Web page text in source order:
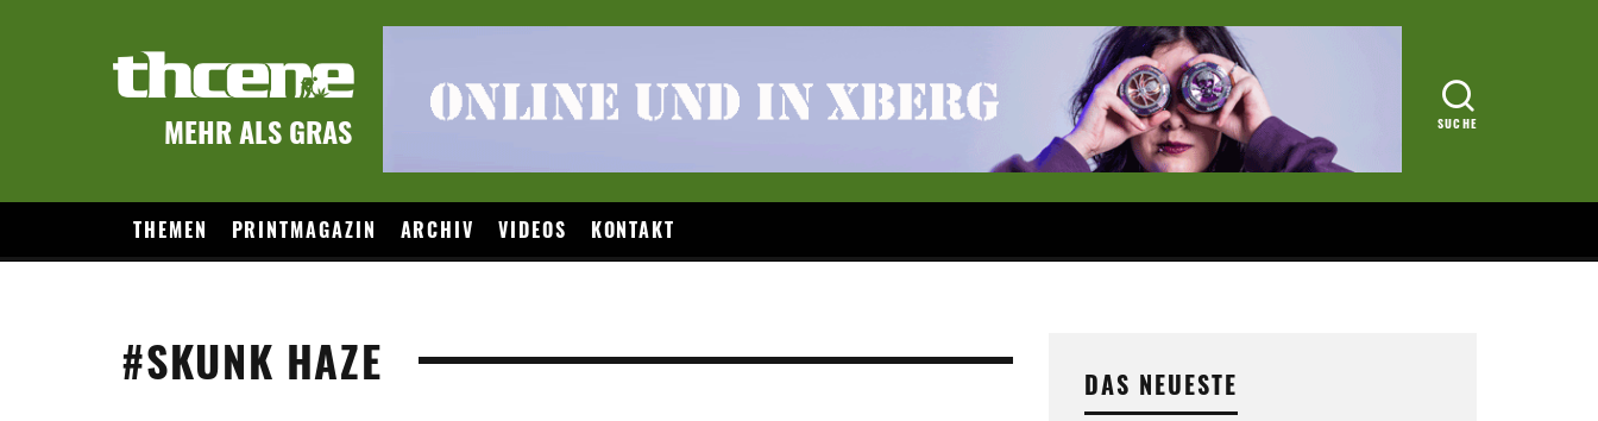
MEHR ALS GRAS
THEMEN PRINTMAGAZIN ARCHIV VIDEOS KONTAKT
#SKUNK HAZE DAS NEUESTE